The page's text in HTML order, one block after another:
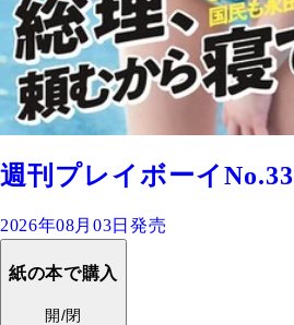
週刊プレイボーイNo.33
2026年08月03日発売
紙の本で購入
開/閉